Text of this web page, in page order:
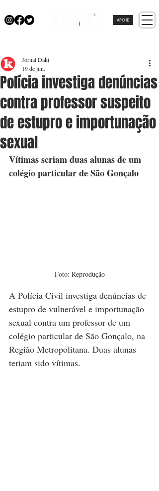
APOIE
Polícia investiga denúncias
contra professor suspeito
de estupro e importunação
sexual
Jornal Daki
19 de jun.
Vítimas seriam duas alunas de um
colégio particular de São Gonçalo
Foto: Reprodução
A Polícia Civil investiga denúncias de
estupro de vulnerável e importunação
sexual contra um professor de um
colégio particular de São Gonçalo, na
Região Metropolitana. Duas alunas
teriam sido vítimas.